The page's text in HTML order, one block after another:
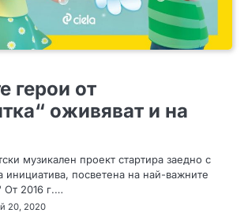
герои от
оживяват и на
музикален проект стартира заедно с
инициатива, посветена на най-важните
От 2016 г.…
20, 2020